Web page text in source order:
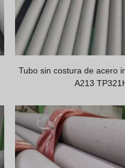
Tubo sin costura de acero
A213